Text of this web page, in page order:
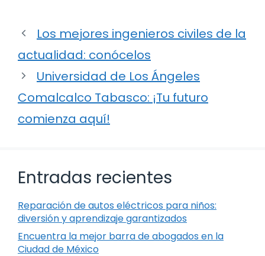
Los mejores ingenieros civiles de la
actualidad: conócelos
Universidad de Los Ángeles
Comalcalco Tabasco: ¡Tu futuro
comienza aquí!
Entradas recientes
Reparación de autos eléctricos para niños:
diversión y aprendizaje garantizados
Encuentra la mejor barra de abogados en la
Ciudad de México